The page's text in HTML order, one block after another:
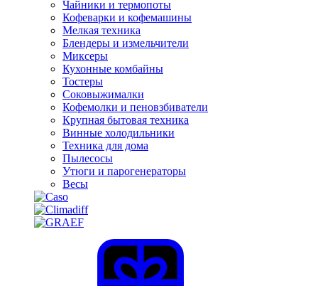
Чайники и термопоты
Кофеварки и кофемашины
Мелкая техника
Блендеры и измельчители
Миксеры
Кухонные комбайны
Тостеры
Соковыжималки
Кофемолки и пеновзбиватели
Крупная бытовая техника
Винные холодильники
Техника для дома
Пылесосы
Утюги и парогенераторы
Весы